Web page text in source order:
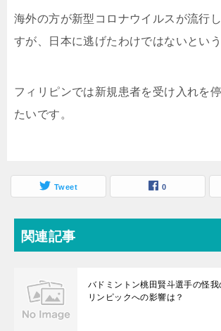
海外の方が新型コロナウイルスが流行
すが、日本に逃げたわけではないという
フィリピンでは新規患者を受け入れを
たいです。
Tweet 0
関連記事
バドミントン桃田賢斗選手の怪
リンピックへの影響は？